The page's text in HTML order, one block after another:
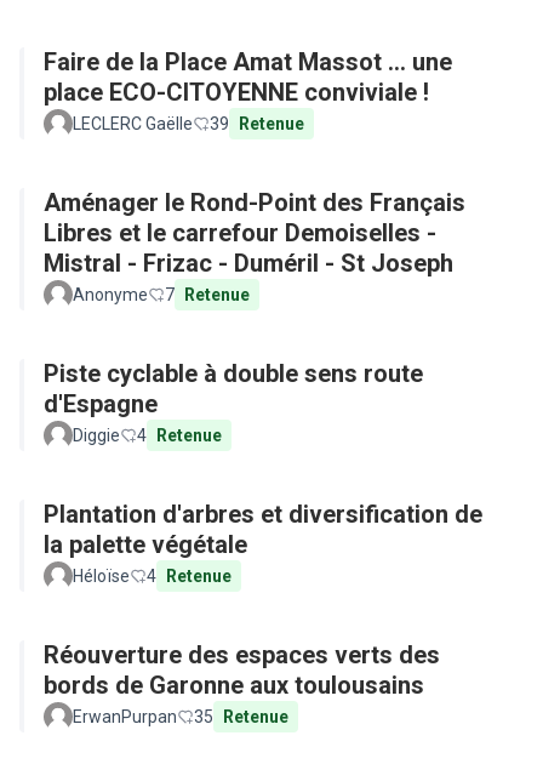
Faire de la Place Amat Massot ... une
place ECO-CITOYENNE conviviale !
LECLERC Gaëlle 39 Retenue
Aménager le Rond-Point des Français
Libres et le carrefour Demoiselles -
Mistral - Frizac - Duméril - St Joseph
Anonyme 7 Retenue
Piste cyclable à double sens route
d'Espagne
Diggie 4 Retenue
Plantation d'arbres et diversification de
la palette végétale
Héloïse 4 Retenue
Réouverture des espaces verts des
bords de Garonne aux toulousains
ErwanPurpan 35 Retenue